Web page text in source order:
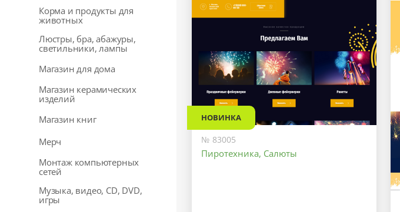
Корма и продукты для
животных
Люстры, бра, абажуры,
светильники, лампы
Магазин для дома
Магазин керамических
изделий
Магазин книг
Мерч
Монтаж компьютерных
сетей
Музыка, видео, CD, DVD,
игры
НОВИНКА
№ 83005
Пиротехника, Салюты